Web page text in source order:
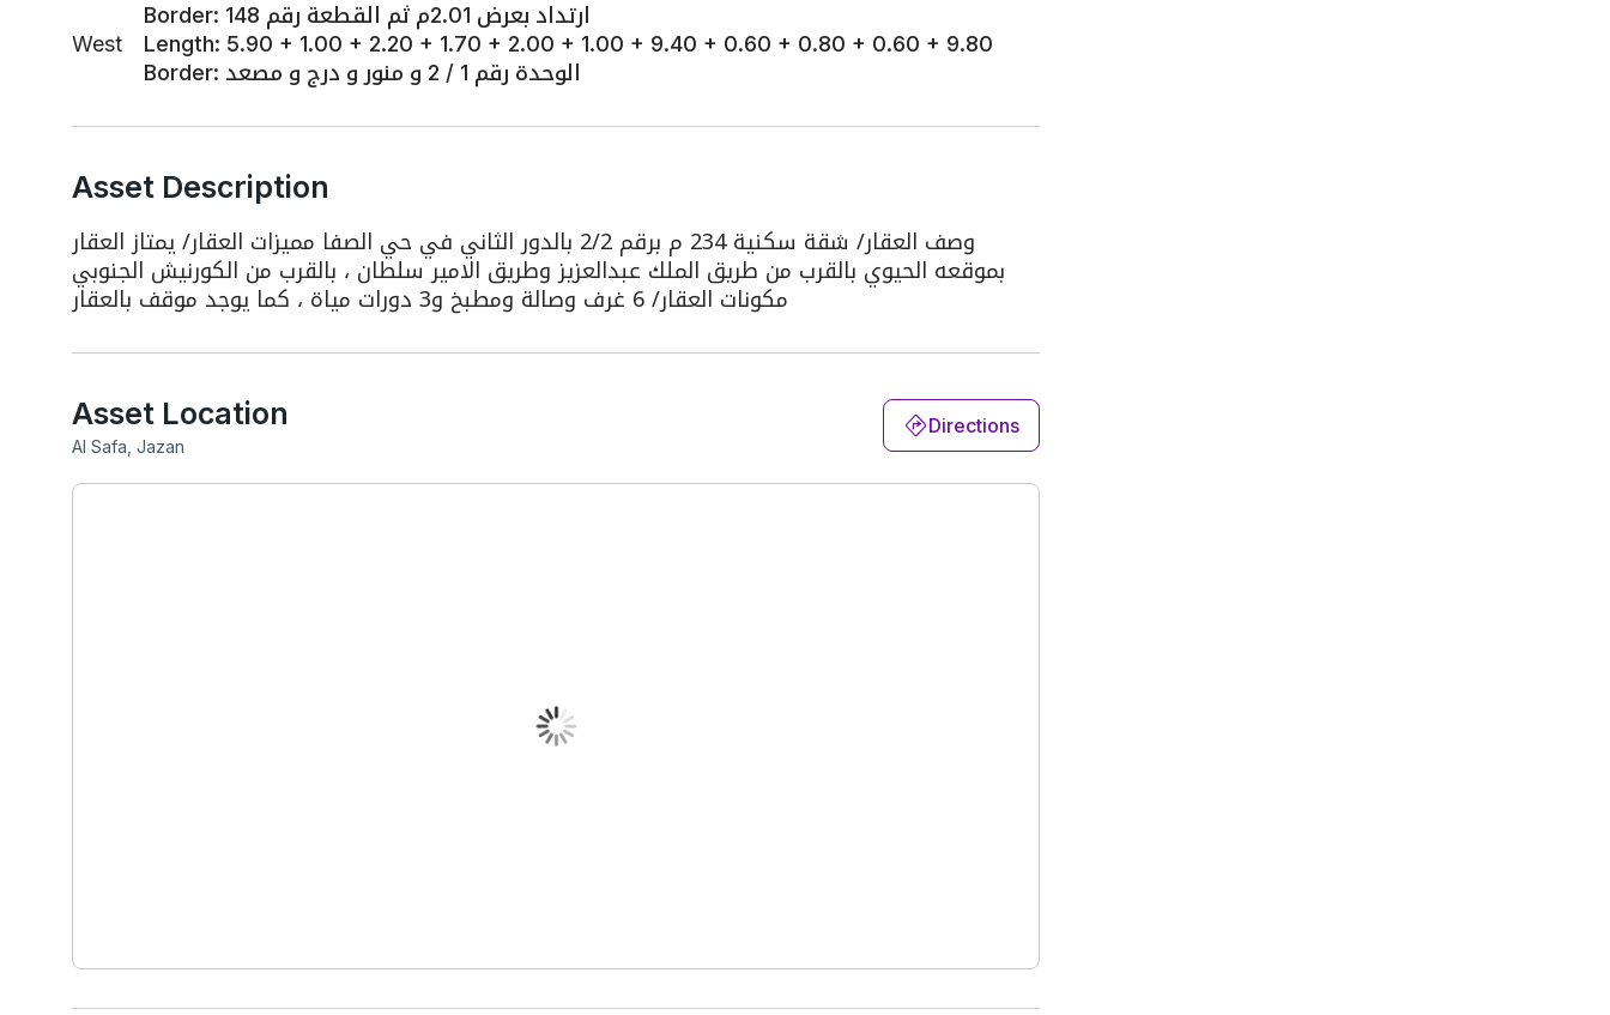
Border:
ارتداد بعرض 2.01م ثم القطعة رقم 148
West
Length: 5.90 + 1.00 + 2.20 + 1.70 + 2.00 + 1.00 + 9.40 + 0.60 + 0.80 + 0.60 + 9.80
Border: الوحدة رقم 1 / 2 و منور و درج و مصعد
Asset Description
وصف العقار/ شقة سكنية 234 م برقم 2/2 بالدور الثاني في حي الصفا مميزات العقار/ يمتاز العقار
بموقعه الحيوي بالقرب من طريق الملك عبدالعزيز وطريق الامير سلطان ، بالقرب من الكورنيش الجنوبي
مكونات العقار/ 6 غرف وصالة ومطبخ و3 دورات مياة ، كما يوجد موقف بالعقار
Asset Location
Al Safa, Jazan
Directions